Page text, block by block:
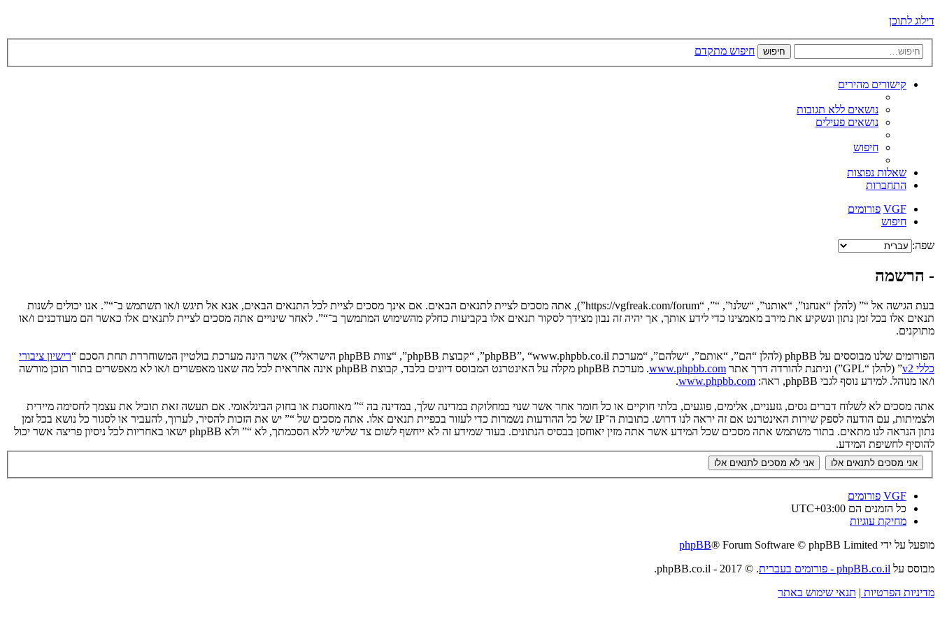
דילוג לתוכן
חיפוש חיפוש מתקדם
קישורים מהירים
נושאים ללא תגובות
נושאים פעילים
חיפוש
שאלות נפוצות
התחברות
VGF פורומים
חיפוש
שפה:
- הרשמה
בעת הגישה אל “” (להלן “אנחנו”, “אותנו”, “שלנו”, “”, “https://vgfreak.com/forum”), אתה מסכים לציית לתנאים הבאים. אם אינך מסכים לציית לכל התנאים הבאים, אנא אל תיגש ו/או תשתמש ב־“”. אנו יכולים לשנות
תנאים אלו בכל זמן נתון ונשקיע את מירב מאמצינו כדי לידע אותך, אך יהיה זה נבון מצידך לסקור תנאים אלו בקביעות כחלק מהשימוש המתמשך ב־“”. לאחר שינויים אתה מסכים לציית לתנאים אלו כאשר הם מעודכנים ו/או
מתוקנים.
הפורומים שלנו מבוססים על phpBB (להלן “הם”, “אותם”, “שלהם”, “מערכת phpBB”, “www.phpbb.co.il”, “קבוצת phpBB”, “צוות phpBB הישראלי”) אשר הינה מערכת בולטיין המשוחררת תחת הסכם “
רישיון ציבורי
כללי v2
” (להלן “GPL”) וניתנת להורדה דרך אתר www.phpbb.com
. מערכת phpBB מקלה על האינטרנט המבוסס דיונים בלבד, קבוצת phpBB אינה אחראית לכל מה שאנו מאפשרים ו/או לא מאפשרים בתור תוכן מורשה
ו/או מנוהל. למידע נוסף לגבי phpBB, ראה:
www.phpbb.com
.
אתה מסכים לא לשלוח דברים גסים, גזעניים, אלימים, פוגעים, בלתי חוקיים או כל חומר אחר אשר שנוי במחלוקת במדינה שלך, במדינה בה “” מאוחסנת או בחוק הבינלאומי. אם תעשה זאת תוביל את עצמך לחסימה מיידית
ולצמיתות, עם הודעה לספק שירות האינטרנט אם זה יראה לנו דרוש. כתובות ה־IP של כל ההודעות נשמרות כדי לעזור בכפיית תנאים אלו. אתה מסכים של “” יש את הזכות להסיר, לערוך, להעביר או לסגור כל נושא בכל זמן
נתון הנראה לנו מתאים. בתור משתמש אתה מסכים שכל המידע אשר אתה מזין יאוחסן בבסיס הנתונים. בעוד שמידע זה לא ייחשף לשום צד שלישי ללא הסכמתך, לא “” ולא phpBB ישאו באחריות לכל ניסיון פריצה אשר יכול
להוסיף לחשיפת המידע.
VGF פורומים
כל הזמנים הם UTC+03:00
מחיקת עוגיות
מופעל על ידי
phpBB® Forum Software © phpBB Limited
מבוסס על phpBB.co.il - פורומים בעברית
. © 2017 - phpBB.co.il.
מדיניות הפרטיות | תנאי שימוש באתר